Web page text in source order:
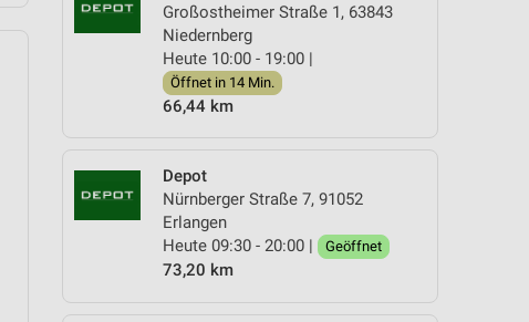
Großostheimer Straße 1, 63843
Niedernberg
Heute 10:00 - 19:00 |
Öffnet in 14 Min.
66,44 km
Depot
Nürnberger Straße 7, 91052
Erlangen
Heute 09:30 - 20:00 |
Geöffnet
73,20 km